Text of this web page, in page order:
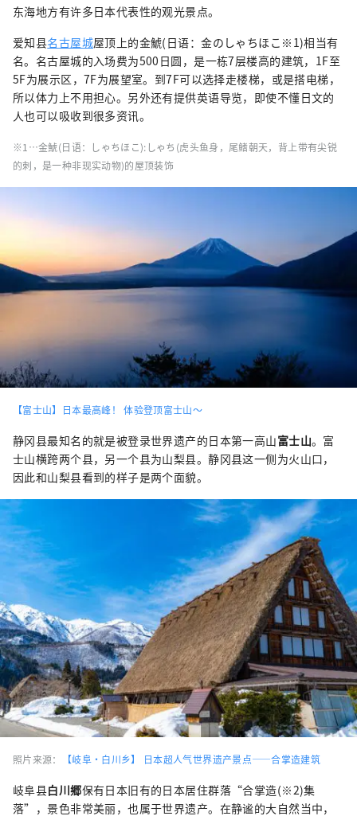
东海地方有许多日本代表性的观光景点。
爱知县名古屋城屋顶上的金鯱(日语：金のしゃちほこ※1)相当有
名。名古屋城的入场费为500日圆，是一栋7层楼高的建筑，1F至
5F为展示区，7F为展望室。到7F可以选择走楼梯，或是搭电梯，
所以体力上不用担心。另外还有提供英语导览，即使不懂日文的
人也可以吸收到很多资讯。
※1…金鯱(日语：しゃちほこ):しゃち(虎头鱼身，尾鳍朝天，背上带有尖锐
的刺，是一种非现实动物)的屋顶装饰
【富士山】日本最高峰！ 体验登顶富士山～
静冈县最知名的就是被登录世界遗产的日本第一高山富士山。富
士山横跨两个县，另一个县为山梨县。静冈县这一侧为火山口，
因此和山梨县看到的样子是两个面貌。
照片来源： 【岐阜·白川乡】 日本超人气世界遗产景点——合掌造建筑
岐阜县白川郷保有日本旧有的日本居住群落“合掌造(※2)集
落”，景色非常美丽，也属于世界遗产。在静谧的大自然当中，